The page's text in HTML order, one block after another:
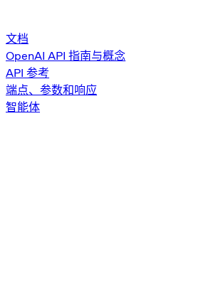
文档
OpenAI API 指南与概念
API 参考
端点、参数和响应
智能体